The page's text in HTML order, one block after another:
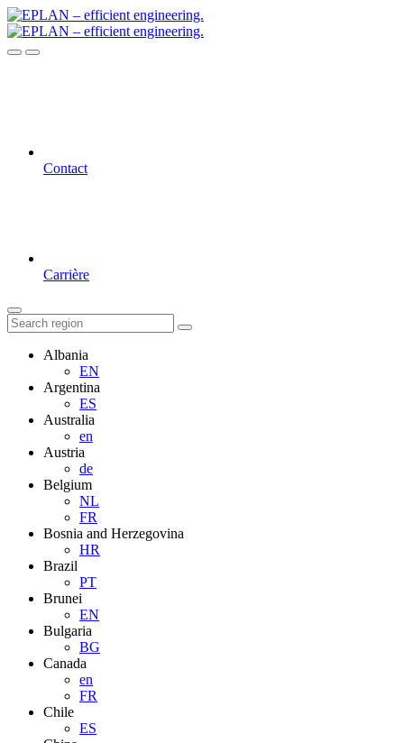
Contact
Carrière
Albania
EN
Argentina
ES
Australia
en
Austria
de
Belgium
NL
FR
Bosnia and Herzegovina
HR
Brazil
PT
Brunei
EN
Bulgaria
BG
Canada
en
FR
Chile
ES